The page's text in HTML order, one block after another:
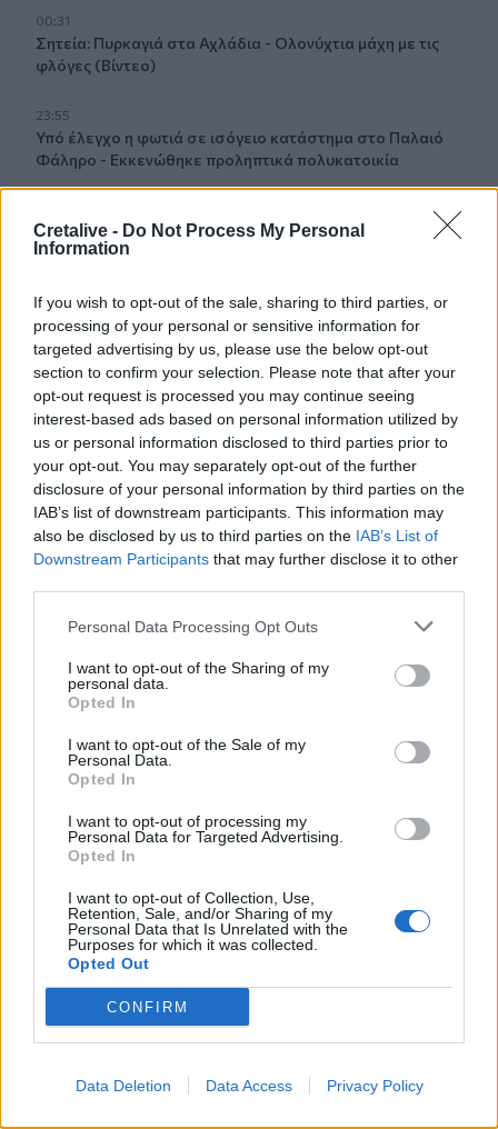
Cretalive - Do Not Process My Personal
Information
If you wish to opt-out of the sale, sharing to third parties, or
processing of your personal or sensitive information for
targeted advertising by us, please use the below opt-out
section to confirm your selection. Please note that after your
opt-out request is processed you may continue seeing
interest-based ads based on personal information utilized by
us or personal information disclosed to third parties prior to
your opt-out. You may separately opt-out of the further
disclosure of your personal information by third parties on the
IAB’s list of downstream participants. This information may
also be disclosed by us to third parties on the IAB’s List of
Downstream Participants that may further disclose it to other
Personal Data Processing Opt Outs
I want to opt-out of the Sharing of my
personal data.
Opted In
I want to opt-out of the Sale of my
Personal Data.
Opted In
I want to opt-out of processing my
Personal Data for Targeted Advertising.
Opted In
I want to opt-out of Collection, Use,
Retention, Sale, and/or Sharing of my
Personal Data that Is Unrelated with the
Purposes for which it was collected.
Opted Out
CONFIRM
Data Deletion Data Access Privacy Policy
00:31
Σητεία: Πυρκαγιά στα Αχλάδια - Ολονύχτια μάχη με τις
φλόγες (Βίντεο)
23:55
Υπό έλεγχο η φωτιά σε ισόγειο κατάστημα στο Παλαιό
Φάληρο - Εκκενώθηκε προληπτικά πολυκατοικία
Ενές Καντέρ: Ο Τούρκος πρώην σέντερ δηλώνει
υποψήφιος να παίξει στο... WNBA
23:31
Στενά του Ορμούζ: Οι ΗΠΑ «βλέπουν» σύντομα
συμφωνία - «Υπάρχει πρόοδος μεταξύ Ιράν και Ομάν»
23:27
Σοκαριστικά στοιχεία άφησε πίσω της η μέγα-πυρκαγιά
στην Αττικοβοιωτία
23:23
Φυλάκιση 15 μηνών στη Βρετανίδα που μέθυσε με την
15χρονη κόρη της και προκάλεσε επεισόδιο στο Κέντρο
Υγείας Σκιάθου
Ισπανία: Η Μαδρίτη επαναφέρει προσωρινά τους
Ιταλία
Συναγερμός σε μοναστήρι στην Κύπρο: Μοναχός
επιτέθηκε με μαχαίρι και τραυμάτισε δύο άτομα
Σητεία: Φωτιά στα Αχλάδια, δύσκολη μάχη με τις φλόγες
- Βίντεο
22:39
Βρετανία: Κατά συρροή δολοφόνος καταδικάστηκε για
δύο δολοφονίες γυναικών - Η συγγνώμη από την
22:32
Παιδείας, για το στεγαστικό επίδομα των φοιτητών